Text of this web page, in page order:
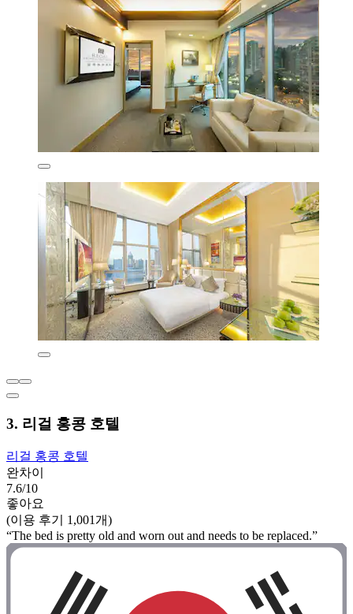
3. 리걸 홍콩 호텔
리걸 홍콩 호텔
완차이
7.6/10
좋아요
(이용 후기 1,001개)
“The bed is pretty old and worn out and needs to be replaced.”